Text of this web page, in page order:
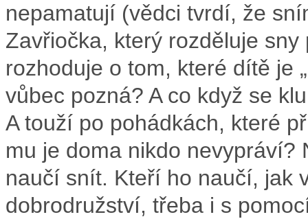
nepamatují (vědci tvrdí, že
Zavřiočka, který rozděluje
rozhoduje o tom, které dítě je
vůbec pozná? A co když se
A touží po pohádkách, které
mu je doma nikdo nevypráví?
naučí snít. Kteří ho naučí, jak
dobrodružství, třeba i s